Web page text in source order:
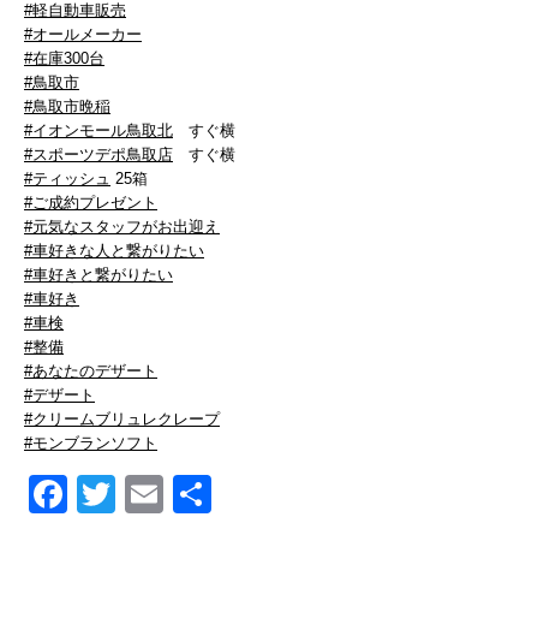
#軽自動車販売
#オールメーカー
#在庫300台
#鳥取市
#鳥取市晩稲
#イオンモール鳥取北 すぐ横
#スポーツデポ鳥取店 すぐ横
#ティッシュ 25箱
#ご成約プレゼント
#元気なスタッフがお出迎え
#車好きな人と繋がりたい
#車好きと繋がりたい
#車好き
#車検
#整備
#あなたのデザート
#デザート
#クリームブリュレクレープ
#モンブランソフト
Facebook
TwitterEmail